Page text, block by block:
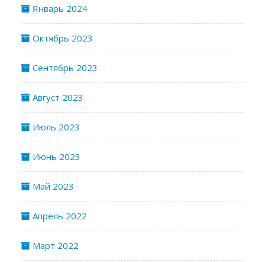
Январь 2024
Октябрь 2023
Сентябрь 2023
Август 2023
Июль 2023
Июнь 2023
Май 2023
Апрель 2022
Март 2022